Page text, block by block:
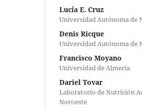
Lucía E. Cruz
Universidad Autónoma de
Denis Ricque
Universidad Autónoma de
Francisco Moyano
Universidad de Almería
Dariel Tovar
Laboratorio de Nutrición
Noroeste